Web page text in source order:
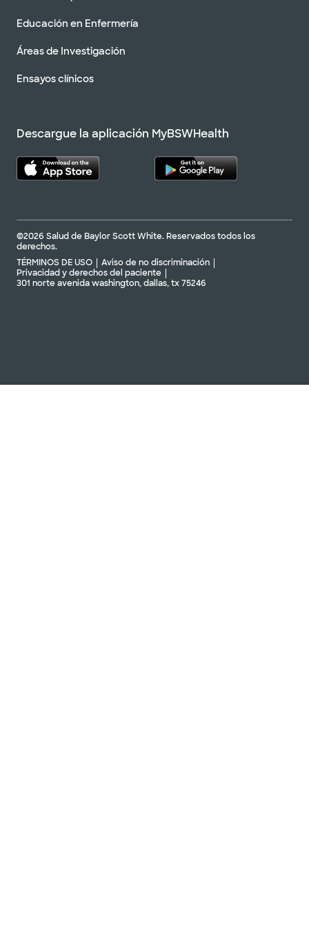
Educación en Enfermería
Áreas de Investigación
Ensayos clínicos
Descargue la aplicación MyBSWHealth
©2026 Salud de Baylor Scott White. Reservados todos los
derechos.
TÉRMINOS DE USO
Aviso de no discriminación
Privacidad y derechos del paciente
301 norte avenida washington, dallas, tx 75246